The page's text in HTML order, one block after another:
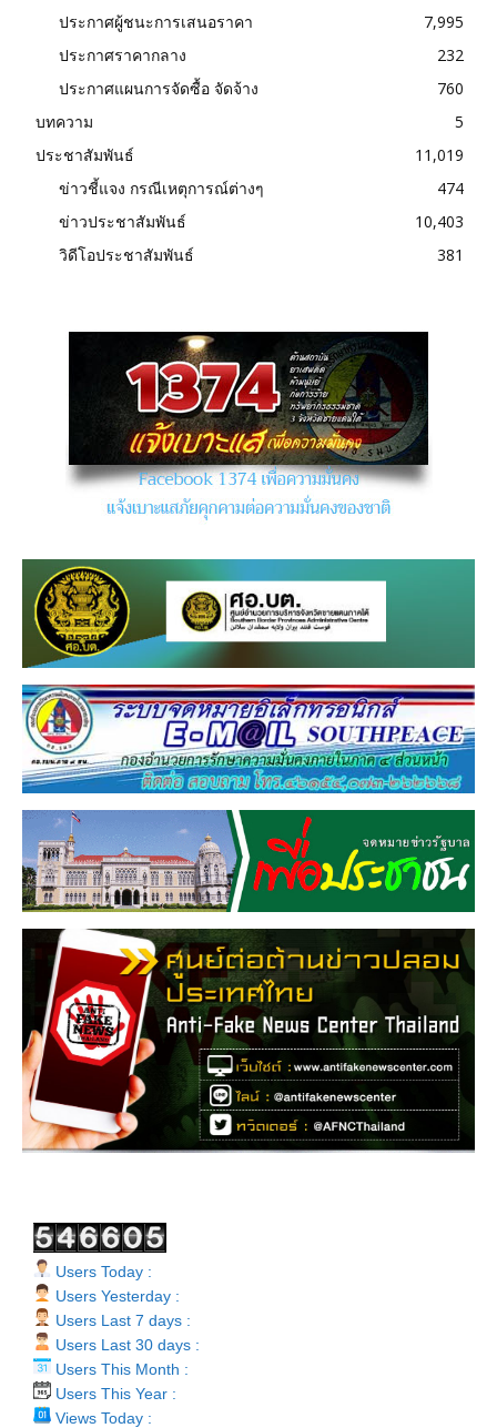
ประกาศผู้ชนะการเสนอราคา
7,995
ประกาศราคากลาง
232
ประกาศแผนการจัดซื้อ จัดจ้าง
760
บทความ
5
ประชาสัมพันธ์
11,019
ข่าวชี้แจง กรณีเหตุการณ์ต่างๆ
474
ข่าวประชาสัมพันธ์
10,403
วิดีโอประชาสัมพันธ์
381
Users Today :
Users Yesterday :
Users Last 7 days :
Users Last 30 days :
Users This Month :
Users This Year :
Views Today :